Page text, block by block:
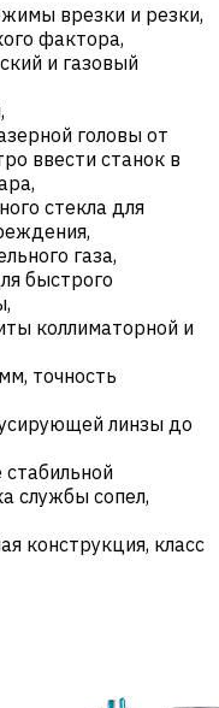
врезки и резки,
фактора,
и газовый
головы от
ввести станок в
стекла для
газа,
быстрого
коллиматорной и
точность
линзы до
службы сопел,
конструкция, класс